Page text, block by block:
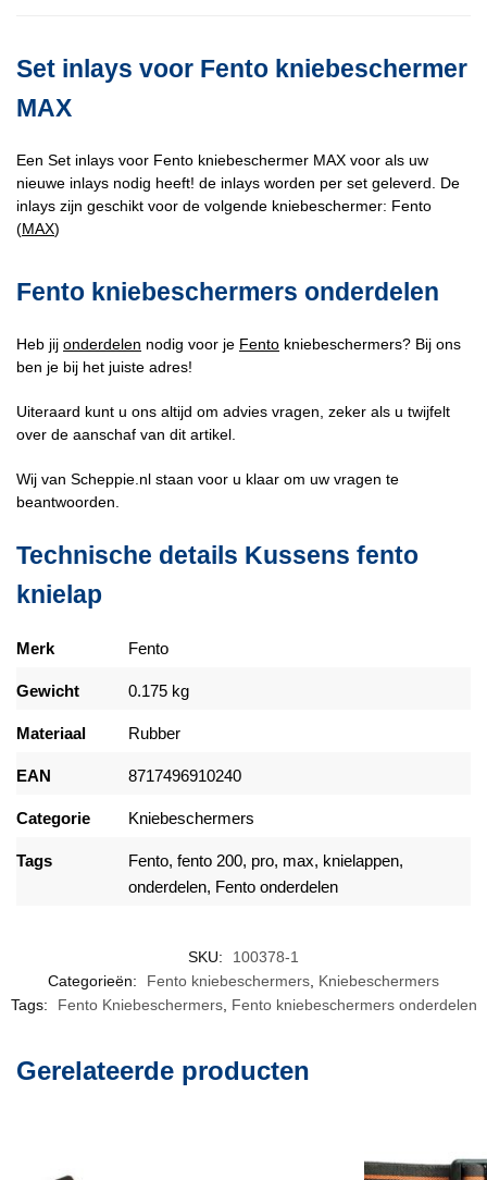
Set inlays voor Fento kniebeschermer
MAX
Een Set inlays voor Fento kniebeschermer MAX voor als uw
nieuwe inlays nodig heeft! de inlays worden per set geleverd. De
inlays zijn geschikt voor de volgende kniebeschermer: Fento
(MAX)
Fento kniebeschermers onderdelen
Heb jij onderdelen nodig voor je Fento kniebeschermers? Bij ons
ben je bij het juiste adres!
Uiteraard kunt u ons altijd om advies vragen, zeker als u twijfelt
over de aanschaf van dit artikel.
Wij van Scheppie.nl staan voor u klaar om uw vragen te
beantwoorden.
Technische details Kussens fento
knielap
Merk Fento
Gewicht 0.175 kg
Materiaal Rubber
EAN 8717496910240
Categorie Kniebeschermers
Tags Fento, fento 200, pro, max, knielappen,
onderdelen, Fento onderdelen
SKU:
100378-1
Categorieën:
Fento kniebeschermers Kniebeschermers
Tags:
Fento Kniebeschermers, Fento kniebeschermers onderdelen
Gerelateerde producten